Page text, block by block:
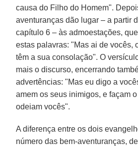
causa do Filho do Homem".
aventuranças dão lugar – a partir
capítulo 6 – às admoestações,
estas palavras: "Mas ai de vocês,
têm a sua consolação". O
mais o discurso, encerrando
advertências: "Mas eu digo a
amem os seus inimigos, e façam
odeiam vocês".
A diferença entre os dois
número das bem-aventuranças,